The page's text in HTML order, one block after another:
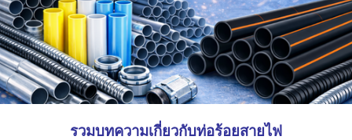
รวมบทความเกี่ยวกับท่อร้อยสายไฟ